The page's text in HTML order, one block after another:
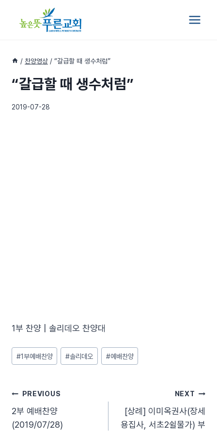
/ 찬양영상 / “갈급할 때 생수처럼”
“갈급할 때 생수처럼”
2019-07-28
1부 찬양 | 솔리데오 찬양대
Post
Tags:
#1부예배찬양 #솔리데오 #예배찬양
글
탐
PREVIOUS
2부 예배찬양
(2019/07/28)
NEXT
[상례] 이미옥권사(장세
용집사, 서초2쉴물가) 부